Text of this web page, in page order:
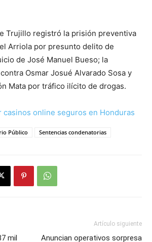
Trujillo registró la prisión preventiva
Arriola por presunto delito de
de José Manuel Bueso; la
Osmar Josué Alvarado Sosa y
Mata por tráfico ilícito de drogas.
casinos online seguros en Honduras
Público Sentencias condenatorias
mil
Artículo siguiente
Anuncian operativos sorpresa